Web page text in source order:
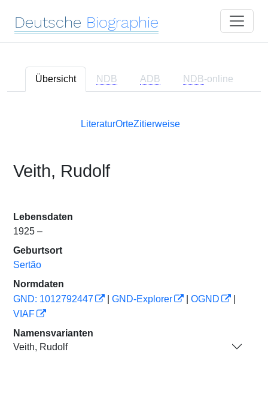
Deutsche Biographie
Übersicht NDB ADB NDB-online
LiteraturOrteZitierweise
Veith, Rudolf
Lebensdaten
1925 –
Geburtsort
Sertão
Normdaten
GND: 1012792447
GND-Explorer OGND
VIAF
Namensvarianten
Veith, Rudolf